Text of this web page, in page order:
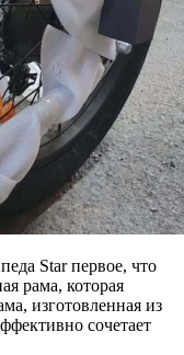
Star первое, что
рама, которая
изготовленная из
сочетает